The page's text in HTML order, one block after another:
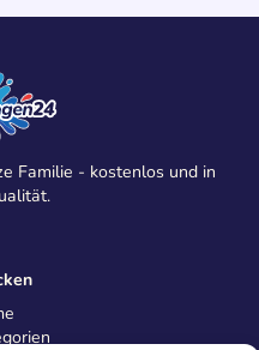
Familie - kostenlos und in